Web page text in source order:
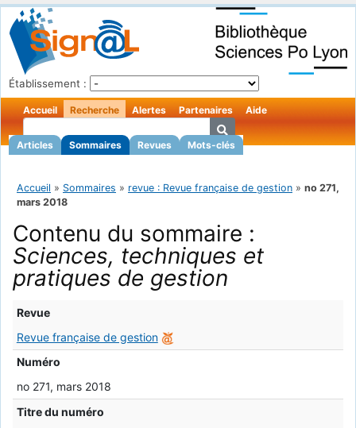
Établissement :
Accueil Recherche
Articles Sommaires Revues Mots-clés
Alertes Partenaires Aide
Accueil » Sommaires » revue : Revue française de gestion » no 271,
mars 2018
Contenu du sommaire :
Sciences, techniques et
pratiques de gestion
Revue
Revue française de gestion
Numéro
no 271, mars 2018
Titre du numéro